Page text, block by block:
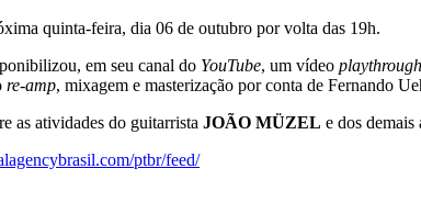
quinta-feira, dia 06 de outubro por volta das 19h.
em seu canal do YouTube, um vídeo playthrough
re-amp, mixagem e masterização por conta de Fernando
as atividades do guitarrista JOÃO MÜZEL e dos demais
ptbr/feed/